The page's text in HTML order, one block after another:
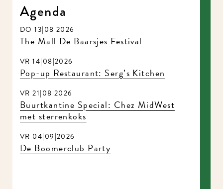
Agenda
DO 13|08|2026
The Mall De Baarsjes Festival
VR 14|08|2026
Pop-up Restaurant: Serg’s Kitchen
VR 21|08|2026
Buurtkantine Special: Chez MidWest
met sterrenkoks
VR 04|09|2026
De Boomerclub Party